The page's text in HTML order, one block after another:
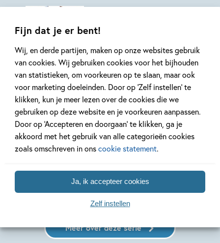
Fijn dat je er bent!
Wij, en derde partijen, maken op onze websites gebruik
van cookies. Wij gebruiken cookies voor het bijhouden
van statistieken, om voorkeuren op te slaan, maar ook
voor marketing doeleinden. Door op ‘Zelf instellen’ te
klikken, kun je meer lezen over de cookies die we
gebruiken op deze website en je voorkeuren aanpassen.
Door op ‘Accepteren en doorgaan’ te klikken, ga je
akkoord met het gebruik van alle categorieën cookies
zoals omschreven in onscookie statement.
Ja, ik accepteer cookies
Zelf instellen
Toneellezen –
Pakket 2
Toneellezen
101,94
Samengesteld pakket
Toneellezen –
Fien & Teun –
Een nacht bij opa
Anet van de Vorst
16, 99
Hardcover
wat een
Hardcover
Meer over deze serie